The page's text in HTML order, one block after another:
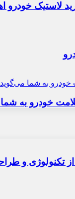
خودرو
خودرو به
تکنولوژی و